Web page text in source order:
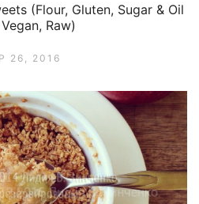
(Flour, Gluten, Sugar & Oil
Raw)
26, 2016